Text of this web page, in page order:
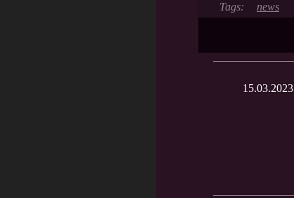
news
15.03.2023